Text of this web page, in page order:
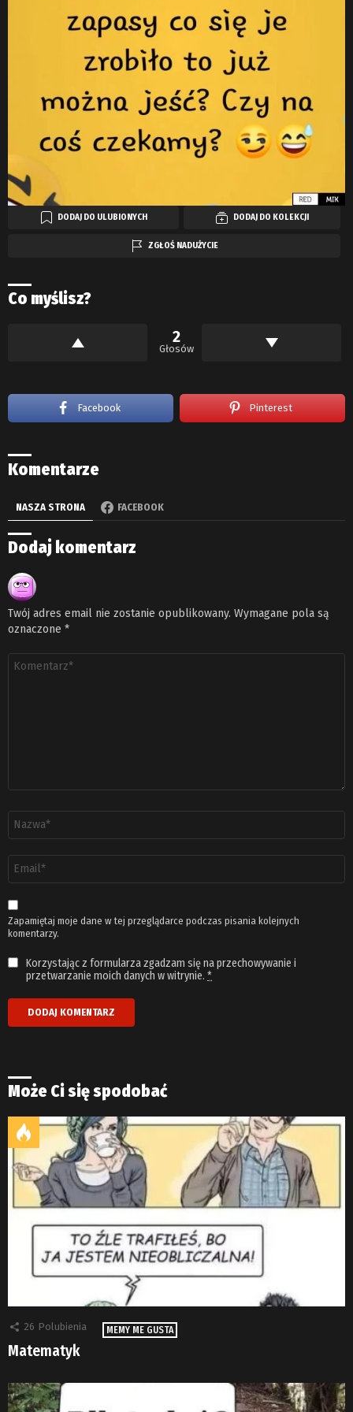
DODAJ DO ULUBIONYCH DODAJ DO KOLEKCJI
ZGŁOŚ NADUŻYCIE
Co myślisz?
2
Głosów
Facebook Pinterest
Komentarze
NASZA STRONA FACEBOOK
Dodaj komentarz
Twój adres email nie zostanie opublikowany. Wymagane pola są
oznaczone *
email
*
Zapamiętaj moje dane w tej przeglądarce podczas pisania kolejnych
komentarzy.
Korzystając z formularza zgadzam się na przechowywanie i
przetwarzanie moich danych w witrynie. *
Może Ci się spodobać
26 Polubienia MEMY ME GUSTA
Matematyk